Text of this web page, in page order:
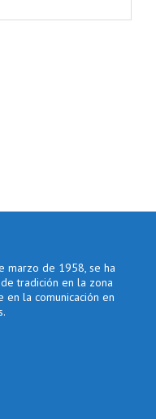
marzo de 1958, se ha
tradición en la zona
la comunicación en